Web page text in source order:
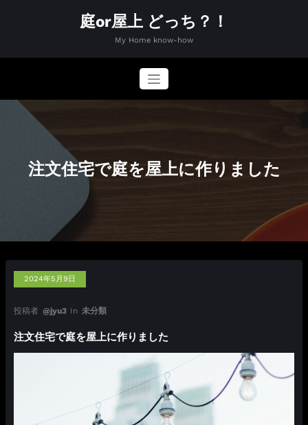
ス
庭or屋上 どっち？！
My Home know-how
注文住宅で庭を屋上に作りました
2024年5月9日
投稿者 @jyu3 In 未分類
注文住宅で庭を屋上に作りました